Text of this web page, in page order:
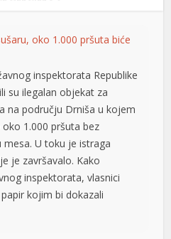
oko 1.000 pršuta biće
inspektorata Republike
su ilegalan objekat za
na području Drniša u kojem
1.000 pršuta bez
U toku je istraga
je završavalo. Kako
inspektorata, vlasnici
kojim bi dokazali